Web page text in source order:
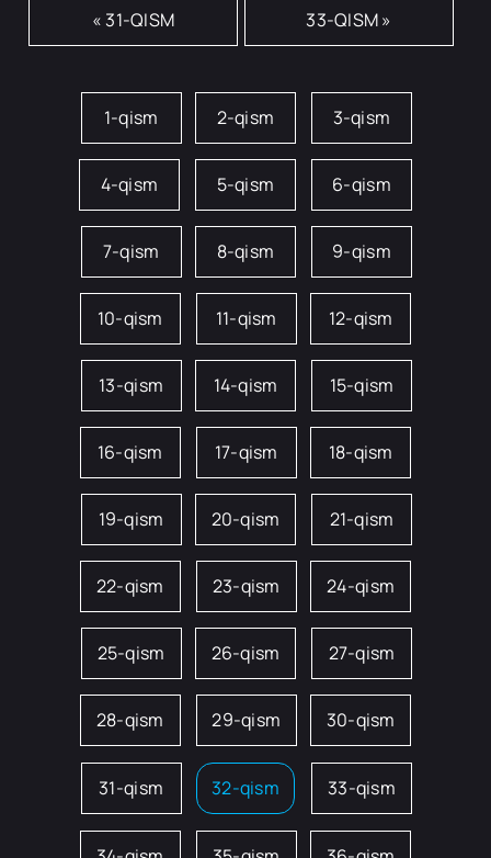
« 31-QISM 33-QISM »
1-qism 2-qism 3-qism
4-qism 5-qism 6-qism
7-qism 8-qism 9-qism
10-qism 11-qism 12-qism
13-qism 14-qism 15-qism
16-qism 17-qism 18-qism
19-qism 20-qism 21-qism
22-qism 23-qism 24-qism
25-qism 26-qism 27-qism
28-qism 29-qism 30-qism
31-qism 32-qism 33-qism